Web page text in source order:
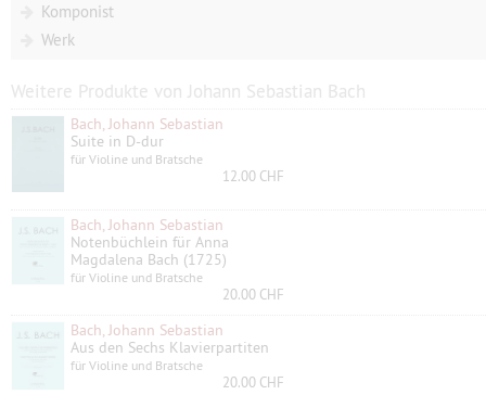
Komponist
Werk
Weitere Produkte von Johann Sebastian Bach
Bach, Johann Sebastian
Suite in D-dur
für Violine und Bratsche
12.00 CHF
Bach, Johann Sebastian
Notenbüchlein für Anna
Magdalena Bach (1725)
für Violine und Bratsche
20.00 CHF
Bach, Johann Sebastian
Aus den Sechs Klavierpartiten
für Violine und Bratsche
20.00 CHF